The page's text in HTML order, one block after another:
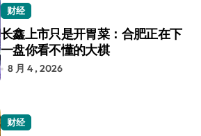
财经
长鑫上市只是开胃菜：合肥正在下
一盘你看不懂的大棋
8 月 4 , 2026
财经